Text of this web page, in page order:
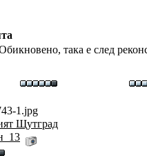
така е след
1.jpg
Щутград